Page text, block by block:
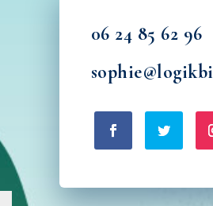
06 24 85 62 96